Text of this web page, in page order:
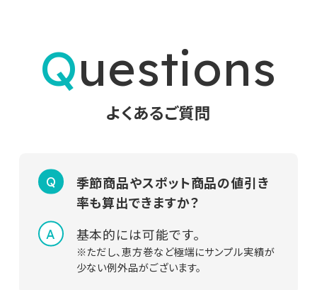
Questions
よくあるご質問
季節商品やスポット商品の値引き
率も算出できますか？
基本的には可能です。
※ただし、恵方巻など極端にサンプル実績が
少ない例外品がございます。